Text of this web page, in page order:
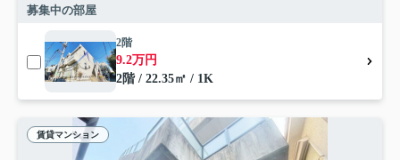
募集中の部屋
2階
9.2万円
2階 / 22.35㎡ / 1K
賃貸マンション